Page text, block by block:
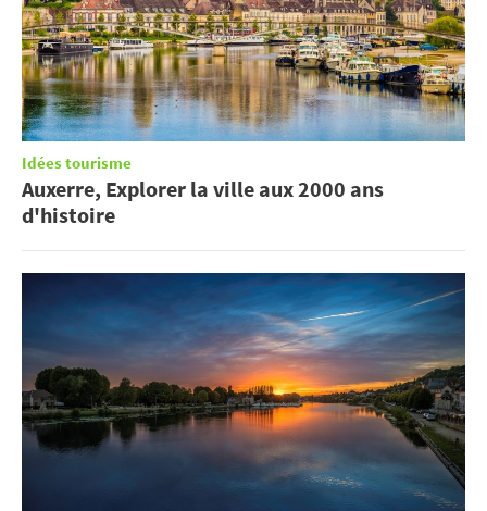
Idées tourisme
Auxerre, Explorer la ville aux 2000 ans
d'histoire